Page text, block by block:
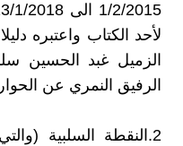
لأحد الكتاب واعتبره
الزميل غبد الحسين
الرفيق النمري عن
2.النقطة السلبية